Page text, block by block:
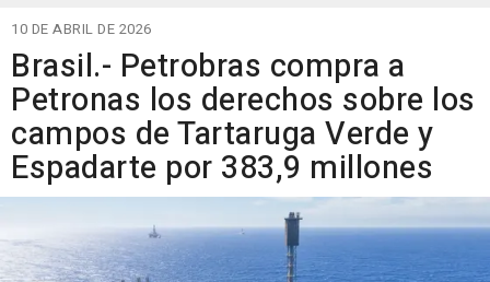
10 DE ABRIL DE 2026
Brasil.- Petrobras compra a
Petronas los derechos sobre los
campos de Tartaruga Verde y
Espadarte por 383,9 millones